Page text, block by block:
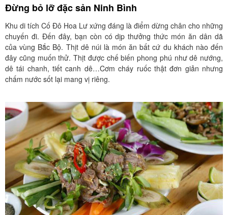
Đừng bỏ lỡ đặc sản Ninh Bình
Khu di tích Cố Đô Hoa Lư xứng đáng là điểm dừng chân cho những
chuyến đi. Đến đây, bạn còn có dịp thưởng thức món ăn dân dã
của vùng Bắc Bộ. Thịt dê núi là món ăn bất cứ du khách nào đến
đây cũng muốn thử. Thịt được chế biến phong phú như dê nướng,
dê tái chanh, tiết canh dê…Cơm cháy ruốc thật đơn giản nhưng
chấm nước sốt lại mang vị riêng.